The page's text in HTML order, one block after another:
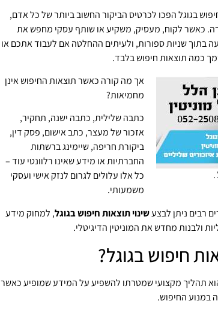
בגוגל הפכו לכרטיס הביקור החשוב ביותר של כל אדם,
כאשר לקוח, מעסיק, משקיע או שותף עסקי מחפש את
בתוך שניות ספורות, ולעיתים ההחלטה אם לעבוד אתכם או
כמה תוצאות חיפוש בלבד.
אך מה קורה כאשר תוצאות החיפוש אינן
מחמיאות?
כתבה שלילית, כתבה ישנה, תחקיר,
אזכור של מעצר, כתב אישום, פסק דין,
ביקורת חריפה, שיימינג ברשתות
החברתיות או מידע שאינו רלוונטי עוד –
כל אלו עלולים לגרום לנזק אישי ועסקי
משמעותי.
רבים ניתן לבצעשינוי תוצאות חיפוש בגוגל, למחוק מידע
ולבנות מחדש את המוניטין הדיגיטלי.
חיפוש בגוגל?
הוא תהליך מקצועי שמטרתו להשפיע על המידע שמופיע כאשר
במנוע החיפוש.